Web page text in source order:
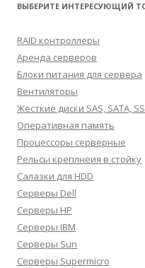
ВЫБЕРИТЕ ИНТЕРЕСУЮЩИЙ
RAID контроллеры
Аренда серверов
Блоки питания для сервера
Вентиляторы
Жесткие диски SAS, SATA,
Оперативная память
Процессоры серверные
Рельсы креплнеия в стойку
Салазки для HDD
Серверы Dell
Серверы HP
Серверы IBM
Серверы Sun
Серверы Supermicro